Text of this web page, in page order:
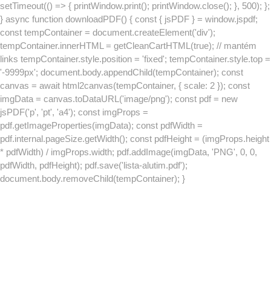
setTimeout(() => { printWindow.print(); printWindow.close(); }, 500); };
} async function downloadPDF() { const { jsPDF } = window.jspdf;
const tempContainer = document.createElement('div');
tempContainer.innerHTML = getCleanCartHTML(true); // mantém
links tempContainer.style.position = 'fixed'; tempContainer.style.top =
'-9999px'; document.body.appendChild(tempContainer); const
canvas = await html2canvas(tempContainer, { scale: 2 }); const
imgData = canvas.toDataURL('image/png'); const pdf = new
jsPDF('p', 'pt', 'a4'); const imgProps =
pdf.getImageProperties(imgData); const pdfWidth =
pdf.internal.pageSize.getWidth(); const pdfHeight = (imgProps.height
* pdfWidth) / imgProps.width; pdf.addImage(imgData, 'PNG', 0, 0,
pdfWidth, pdfHeight); pdf.save('lista-alutim.pdf');
document.body.removeChild(tempContainer); }